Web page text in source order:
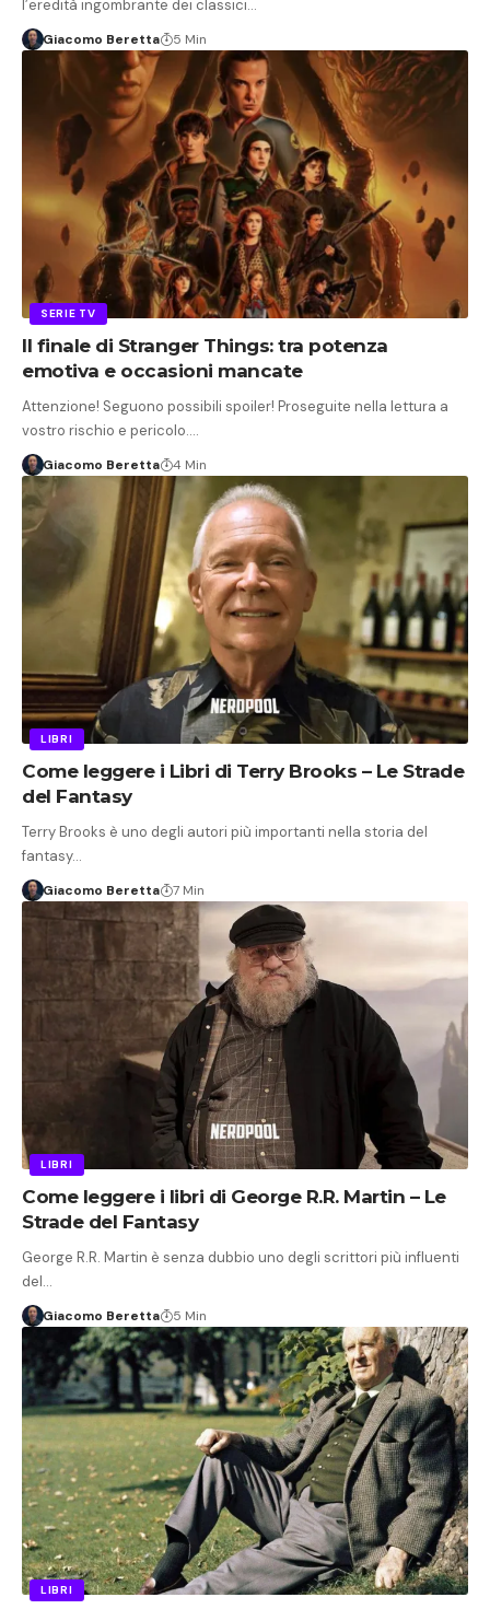
l’eredità ingombrante dei classici…
Giacomo Beretta 5 Min
SERIE TV
Il finale di Stranger Things: tra potenza
emotiva e occasioni mancate
Attenzione! Seguono possibili spoiler! Proseguite nella lettura a
vostro rischio e pericolo.…
Giacomo Beretta 4 Min
LIBRI
Come leggere i Libri di Terry Brooks – Le Strade
del Fantasy
Terry Brooks è uno degli autori più importanti nella storia del
fantasy…
Giacomo Beretta 7 Min
LIBRI
Come leggere i libri di George R.R. Martin – Le
Strade del Fantasy
George R.R. Martin è senza dubbio uno degli scrittori più influenti
del…
Giacomo Beretta 5 Min
LIBRI